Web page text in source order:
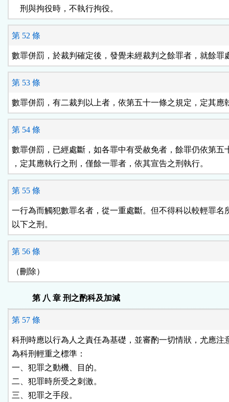
    刑與拘役時，不執行拘役。
第 52 條
數罪併罰，於裁判確定後，發覺未經裁判之餘罪者，就餘罪
第 53 條
數罪併罰，有二裁判以上者，依第五十一條之規定，定其應
第 54 條
數罪併罰，已經處斷，如各罪中有受赦免者，餘罪仍依第五
，定其應執行之刑，僅餘一罪者，依其宣告之刑執行。
第 55 條
一行為而觸犯數罪名者，從一重處斷。但不得科以較輕罪名
以下之刑。
第 56 條
（刪除）
第 八 章 刑之酌科及加減
第 57 條
科刑時應以行為人之責任為基礎，並審酌一切情狀，尤應注
為科刑輕重之標準：
一、犯罪之動機、目的。
二、犯罪時所受之刺激。
三、犯罪之手段。